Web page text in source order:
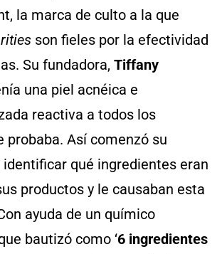
la marca de culto a la que
son fieles por la efectividad
Su fundadora, Tiffany
una piel acnéica e
reactiva a todos los
probaba. Así comenzó su
identificar qué ingredientes eran
productos y le causaban esta
ayuda de un químico
bautizó como ‘6 ingredientes